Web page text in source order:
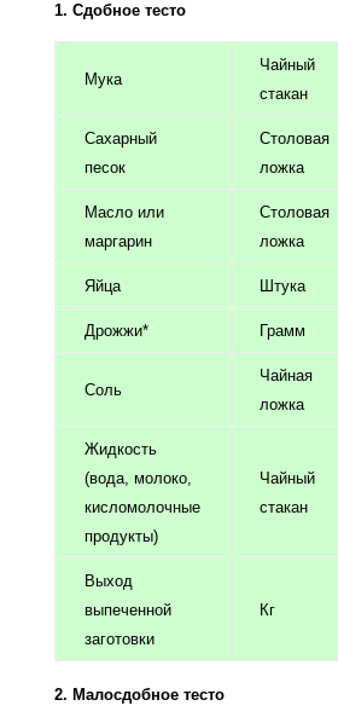
1. Сдобное тесто
Мука
Чайный
стакан
Сахарный
песок
Столовая
ложка
Масло или
маргарин
Столовая
ложка
Яйца Штука
Дрожжи* Грамм
Соль
Чайная
ложка
Жидкость
(вода, молоко,
кисломолочные
продукты)
Чайный
стакан
Выход
выпеченной
заготовки
Кг
2. Малосдобное тесто